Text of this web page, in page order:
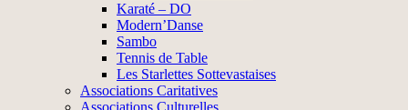
Karaté – DO
Modern’Danse
Sambo
Tennis de Table
Les Starlettes Sottevastaises
Associations Caritatives
Associations Culturelles